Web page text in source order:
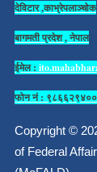
देविटार ,काभ्रेपलाञ्चोक
बागमती प्रदेश , नेपाल
ईमेल :
फोन नं :
Copyright ©
of Federal